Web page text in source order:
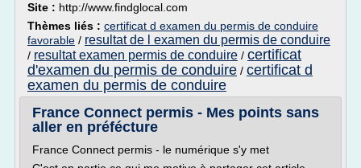
Site : http://www.findglocal.com
Thèmes liés : certificat d examen du permis de conduire
favorable / resultat de l examen du permis de conduire
/ resultat examen permis de conduire / certificat
d'examen du permis de conduire / certificat d
examen du permis de conduire
France Connect permis - Mes points sans
aller en préfécture
France Connect permis - le numérique s'y met